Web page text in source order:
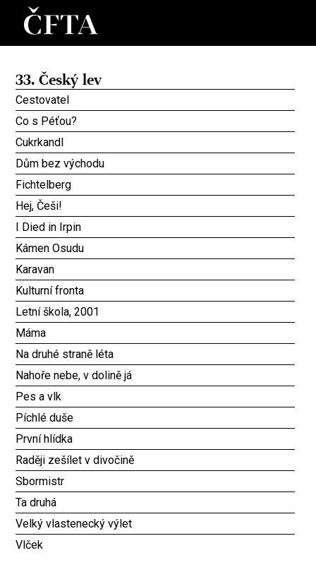
33. Český lev
Cestovatel
Co s Péťou?
Cukrkandl
Dům bez východu
Fichtelberg
Hej, Češi!
I Died in Irpin
Kámen Osudu
Karavan
Kulturní fronta
Letní škola, 2001
Máma
Na druhé straně léta
Nahoře nebe, v dolině já
Pes a vlk
Píchlé duše
První hlídka
Raději zešílet v divočině
Sbormistr
Ta druhá
Velký vlastenecký výlet
Vlček